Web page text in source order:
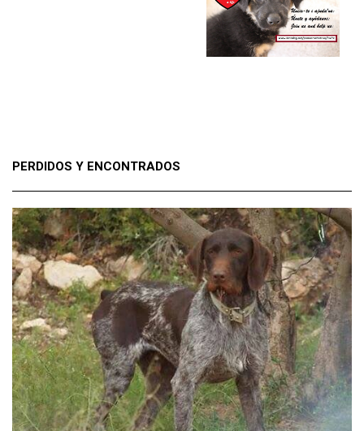
PERDIDOS Y ENCONTRADOS